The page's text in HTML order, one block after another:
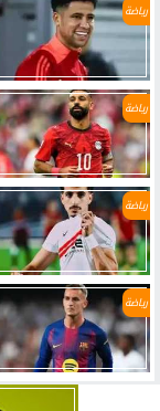
رياضة
رياضة
رياضة
رياضة